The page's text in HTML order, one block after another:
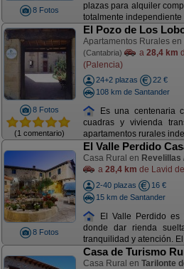
8 Fotos
plazas para alquiler
totalmente independiente
8 Fotos
(1 comentario)
El Pozo de Los
Apartamentos Rurales en
(Cantabria) a 28,4 km
(Palencia)
24+2 plazas
22 €
108 km de Santander
Es una centenaria
cuadras y vivienda
apartamentos rurales
8 Fotos
El Valle Perdido
Casa Rural en Revelillas
a 28,4 km de Lavid
2-40 plazas
16 €
15 km de Santander
El Valle Perdido es
donde dar rienda
tranquilidad y atención.
Casa de Turismo
Casa Rural en Tarilonte